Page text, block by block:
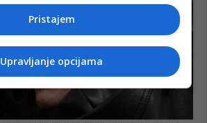
Pristajem
Upravljanje opcijama